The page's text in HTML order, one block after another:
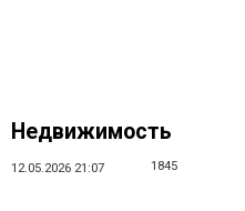
Недвижимость
12.05.2026 21:07 1845